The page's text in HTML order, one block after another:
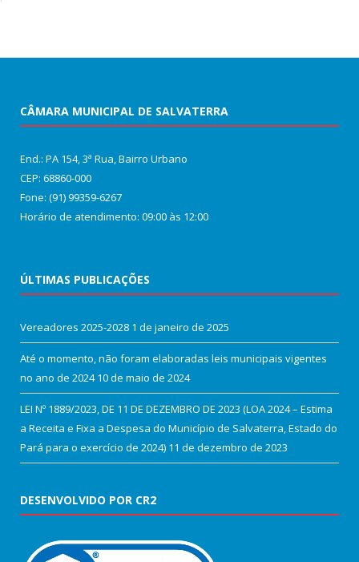
CÂMARA MUNICIPAL DE SALVATERRA
End.: PA 154, 3ª Rua, Bairro Urbano
CEP: 68860‑000
Fone: (91) 99359-6267
Horário de atendimento: 09:00 às 12:00
ÚLTIMAS PUBLICAÇÕES
Vereadores 2025-2028 1 de janeiro de 2025
Até o momento, não foram elaboradas leis municipais vigentes
no ano de 2024 10 de maio de 2024
LEI Nº 1889/2023, DE 11 DE DEZEMBRO DE 2023 (LOA 2024 – Estima
a Receita e Fixa a Despesa do Município de Salvaterra, Estado do
Pará para o exercício de 2024) 11 de dezembro de 2023
DESENVOLVIDO POR CR2